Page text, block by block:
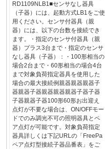
RD1109NLB1■センサなし器具
（子器）には、起動方式LB1をご使
用ください。センサ付器具（親
器）には、以下の台数を接続でき
ます。・指定のセンサ付器具（親
器）プラス3台まで・指定のセンサ
なし器具（子器）：・100形相当の
場合2台まで・60形相当の場合4台
まで対象負荷指定器具を使用した
場合の最大接続例親器親器親器子
器親器子器親器親器親器子器子器
子器親器子器100形60形お出迎え
点灯が不要な場合は、ON/OFFモー
ドでのみ調光不可の照明器具とペ
ア点灯が可能です。対象負荷指定
器具詳しくは下記URLの「FreePa
ペア点灯型接続子器品番表」をご